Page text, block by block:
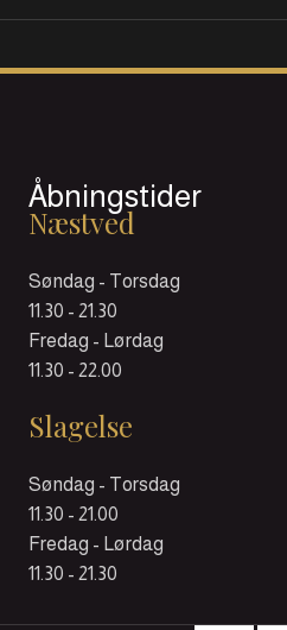
Åbningstider
Næstved
Søndag - Torsdag
11.30 - 21.30
Fredag - Lørdag
11.30 - 22.00
Slagelse
Søndag - Torsdag
11.30 - 21.00
Fredag - Lørdag
11.30 - 21.30